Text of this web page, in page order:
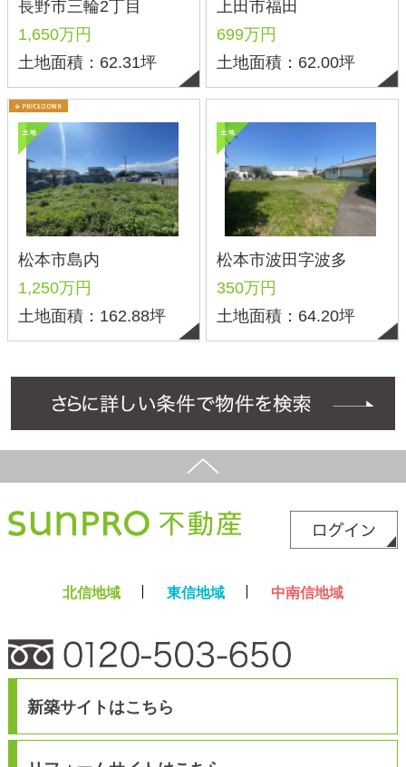
新築サイトはこちら
リフォームサイト
コラム 採用情報
プライバシーポリシー
サイトマップ
Copyright©2025 サンプロ不動産株式会社 co.,ltd All rights reserverd.